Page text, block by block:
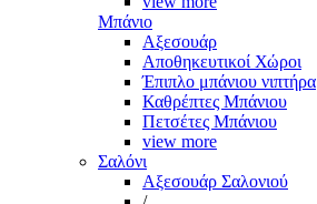
Μπάνιο
Αξεσουάρ
Αποθηκευτικοί Χώροι
Έπιπλο μπάνιου νιπτήρα
Καθρέπτες Μπάνιου
Πετσέτες Μπάνιου
view more
Σαλόνι
Αξεσουάρ Σαλονιού